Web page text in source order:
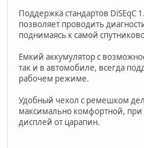
Поддержка стандартов DiSEqC
позволяет проводить
поднимаясь к самой
Емкий аккумулятор с
так и в автомобиле, всегда
рабочем режиме.
Удобный чехол с ремешком
максимально комфортной,
дисплей от царапин.